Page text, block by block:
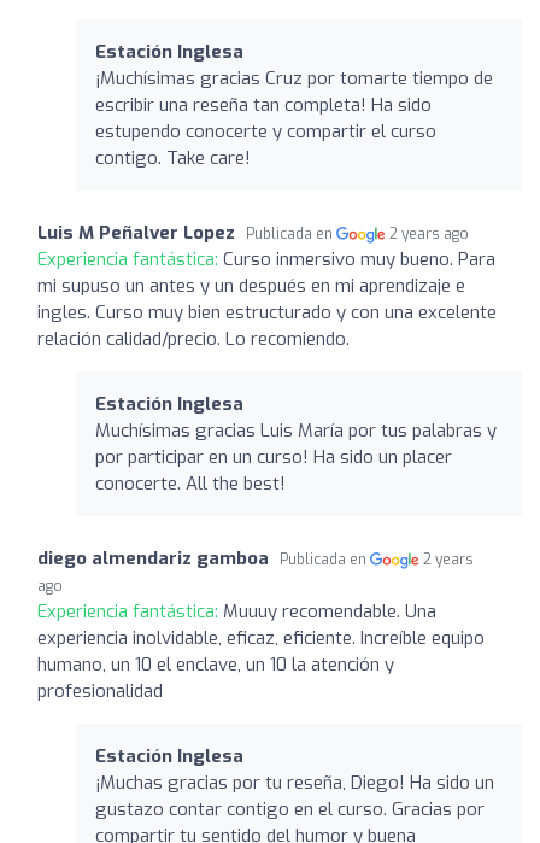
Estación Inglesa
¡Muchísimas gracias Cruz por tomarte tiempo de
escribir una reseña tan completa! Ha sido
estupendo conocerte y compartir el curso
contigo. Take care!
Luis M Peñalver Lopez Publicada en 2 years ago
Experiencia fantástica: Curso inmersivo muy bueno. Para
mi supuso un antes y un después en mi aprendizaje e
ingles. Curso muy bien estructurado y con una excelente
relación calidad/precio. Lo recomiendo.
Estación Inglesa
Muchísimas gracias Luis María por tus palabras y
por participar en un curso! Ha sido un placer
conocerte. All the best!
diego almendariz gamboa Publicada en
2 years
ago
Experiencia fantástica: Muuuy recomendable. Una
experiencia inolvidable, eficaz, eficiente. Increíble equipo
humano, un 10 el enclave, un 10 la atención y
profesionalidad
Estación Inglesa
¡Muchas gracias por tu reseña, Diego! Ha sido un
gustazo contar contigo en el curso. Gracias por
compartir tu sentido del humor y buena